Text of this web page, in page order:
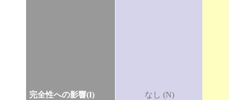
完全性への影響(I) なし (N)